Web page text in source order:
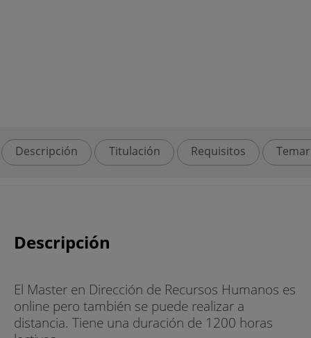
Descripción Titulación Requisitos
Descripción
El Master en Dirección de Recursos Humanos es
online pero también se puede realizar a
distancia. Tiene una duración de 1200 horas